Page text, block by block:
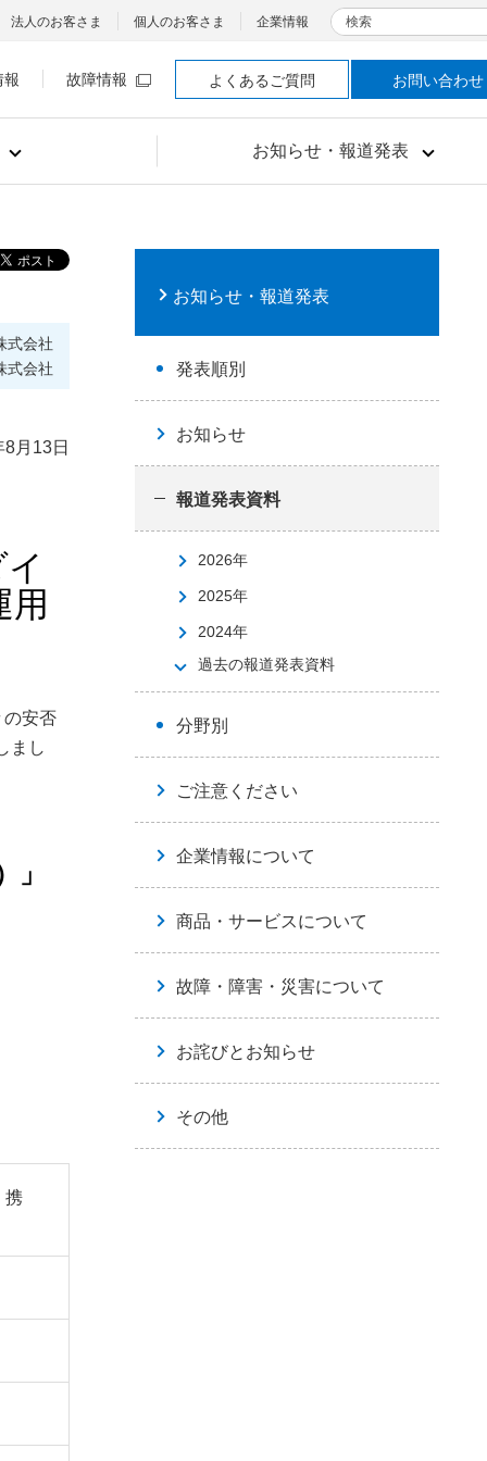
お知らせ・報道発表
法人のお客さま 個人のお客さま 企業情報 検索
報 故障情報 よくあるご質問 お問い合わせ
式会社
式会社
月13日
用
の安否
まし
」
携
お知らせ・報道発表
発表順別
お知らせ
報道発表資料
2026年
2025年
2024年
過去の報道発表資料
分野別
ご注意ください
企業情報について
商品・サービスについて
故障・障害・災害について
お詫びとお知らせ
その他